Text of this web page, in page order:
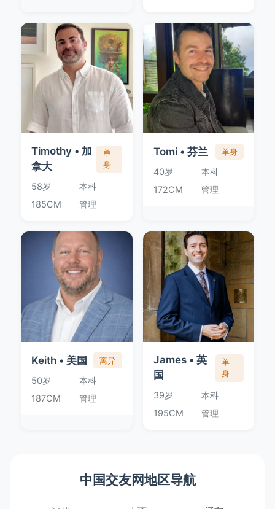
Timothy • 加
拿大
单
身
58岁
本科
185CM
管理
Tomi • 芬兰 单身
40岁
本科
172CM
管理
Keith • 美国 离异
50岁
本科
187CM
管理
James • 英
国
单
身
39岁
本科
195CM
管理
中国交友网地区导航